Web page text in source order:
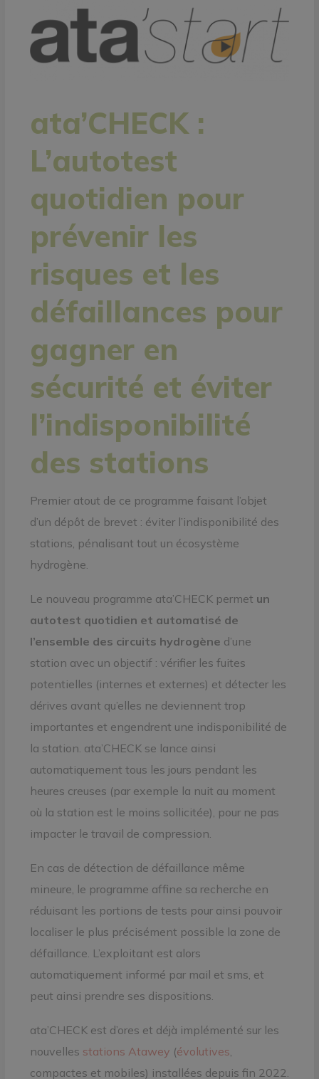
ata’CHECK :
L’autotest
quotidien pour
prévenir les
risques et les
défaillances pour
gagner en
sécurité et éviter
l’indisponibilité
des stations
Premier atout de ce programme faisant l’objet
d’un dépôt de brevet : éviter l’indisponibilité des
stations, pénalisant tout un écosystème
hydrogène.
Le nouveau programme ata’CHECK permet un
autotest quotidien et automatisé de
l’ensemble des circuits hydrogène d’une
station avec un objectif : vérifier les fuites
potentielles (internes et externes) et détecter les
dérives avant qu’elles ne deviennent trop
importantes et engendrent une indisponibilité de
la station. ata’CHECK se lance ainsi
automatiquement tous les jours pendant les
heures creuses (par exemple la nuit au moment
où la station est le moins sollicitée), pour ne pas
impacter le travail de compression.
En cas de détection de défaillance même
mineure, le programme affine sa recherche en
réduisant les portions de tests pour ainsi pouvoir
localiser le plus précisément possible la zone de
défaillance. L’exploitant est alors
automatiquement informé par mail et sms, et
peut ainsi prendre ses dispositions.
ata’CHECK est d’ores et déjà implémenté sur les
nouvelles stations Atawey (évolutives
compactes et mobiles) installées depuis fin 2022.